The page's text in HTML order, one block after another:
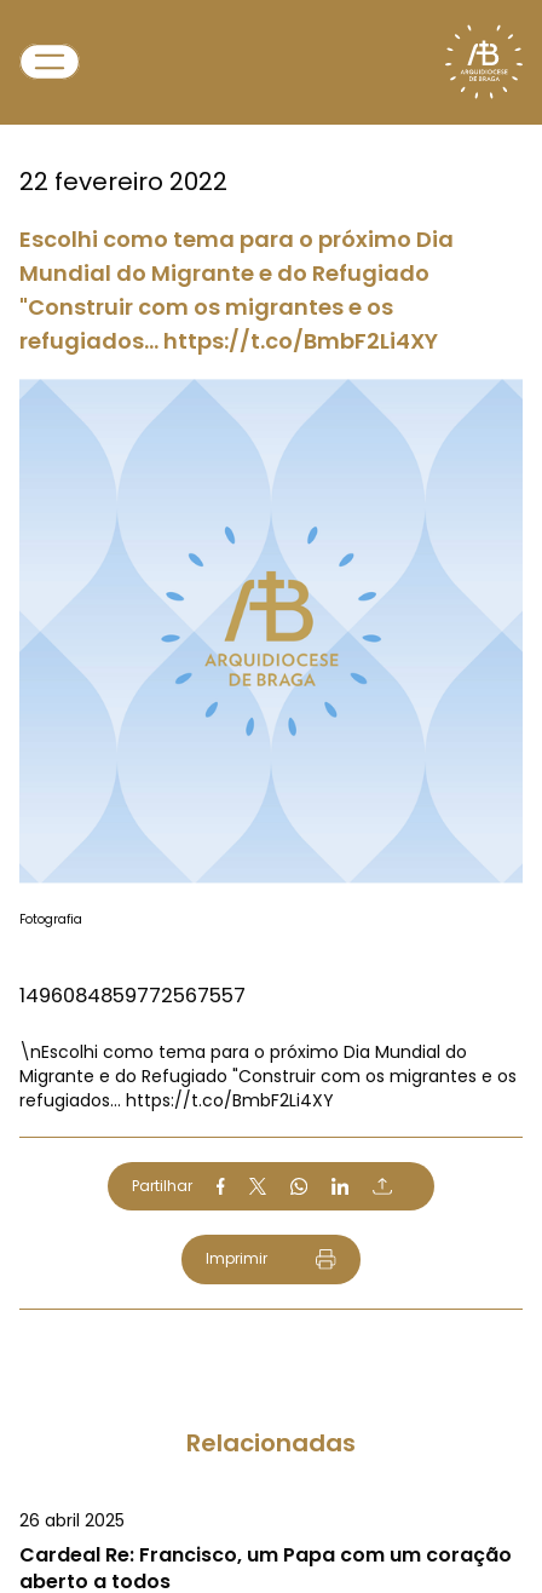
22 fevereiro 2022
Escolhi como tema para o próximo Dia
Mundial do Migrante e do Refugiado
"Construir com os migrantes e os
refugiados… https://t.co/BmbF2Li4XY
Fotografia
1496084859772567557
\nEscolhi como tema para o próximo Dia Mundial do
Migrante e do Refugiado "Construir com os migrantes e os
refugiados… https://t.co/BmbF2Li4XY
Partilhar
Imprimir
Relacionadas
26 abril 2025
Cardeal Re: Francisco, um Papa com um coração
aberto a todos